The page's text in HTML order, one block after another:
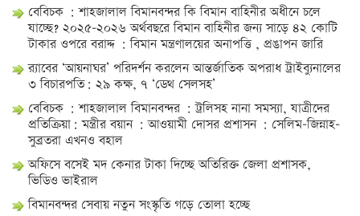
বেবিচক : শাহজালাল বিমানবন্দর কি বিমান বাহিনীর অধীনে চলে
যাচ্ছে? ২০২৫-২০২৬ অর্থবছরে বিমান বাহিনীর জন্য সাড়ে ৪২ কোটি
টাকার ওপরে বরাদ্দ : বিমান মন্ত্রণালয়ের অনাপত্তি , প্রঙাপন জারি
র‍্যাবের ‘আয়নাঘর’ পরিদর্শন করলেন আন্তর্জাতিক অপরাধ ট্রাইব্যুনালের
৩ বিচারপতি: ২৯ কক্ষ, ৭ ‘ডেথ সেলসহ’
বেবিচক : শাহজালাল বিমানবন্দর : ট্রলিসহ নানা সমস্যা, যাত্রীদের
প্রতিক্রিয়া: মন্ত্রীর বয়ান : আওয়ামী দোসর প্রশাসন : সেলিম-জিন্নাহ-
সুব্রতরা এখনও বহাল
অফিসে বসেই মদ কেনার টাকা দিচ্ছে অতিরিক্ত জেলা প্রশাসক,
ভিডিও ভাইরাল
বিমানবন্দর সেবায় নতুন সংস্কৃতি গড়ে তোলা হচ্ছে